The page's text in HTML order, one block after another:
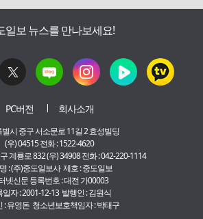
일보 뉴스를 만나보세요!
PC버전 회사소개
시 중구 서소문로 11길 2 효성빌딩
(우) 04515 전화 : 1522-4620
계룡로 832 (우) 34908 전화 : 042-220-1114
: (주)중도일보사 제호 : 중도일보
넷신문 등록번호 : 대전 가00003
일자 : 2001-12-13 발행인 : 김원식
: 유영돈 청소년보호책임자 : 박태구